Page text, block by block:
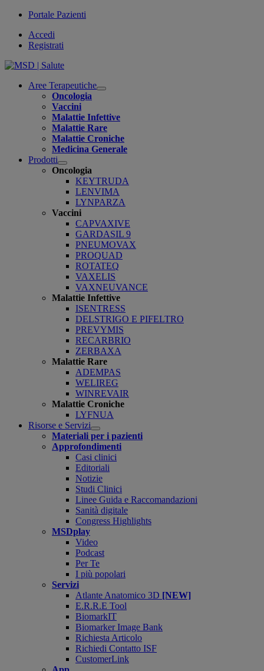
Portale Pazienti
Accedi
Registrati
Aree Terapeutiche
Open
Oncologia
Vaccini
Malattie Infettive
Malattie Rare
Malattie Croniche
Medicina Generale
Prodotti
Open
submenu
Oncologia
KEYTRUDA
LENVIMA
LYNPARZA
Vaccini
CAPVAXIVE
GARDASIL 9
PNEUMOVAX
PROQUAD
ROTATEQ
VAXELIS
VAXNEUVANCE
Malattie Infettive
ISENTRESS
DELSTRIGO E PIFELTRO
PREVYMIS
RECARBRIO
ZERBAXA
Malattie Rare
ADEMPAS
WELIREG
WINREVAIR
Malattie Croniche
LYFNUA
Risorse e Servizi
Open
submenu
Materiali per i pazienti
Approfondimenti
Casi clinici
Editoriali
Notizie
Studi Clinici
Linee Guida e Raccomandazioni
Sanità digitale
Congress Highlights
MSDplay
Video
Podcast
Per Te
I più popolari
Servizi
Atlante Anatomico 3D [NEW]
E.R.R.E Tool
BiomarkIT
Biomarker Image Bank
Richiesta Articolo
Richiedi Contatto ISF
CustomerLink